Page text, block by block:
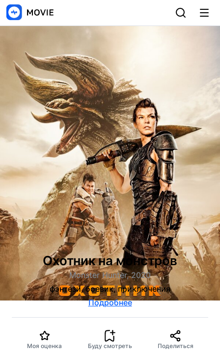
Охотник на монстров
Monster Hunter, 2020
фэнтези, боевик, приключения
Подробнее
Моя оценка Буду смотреть Поделиться